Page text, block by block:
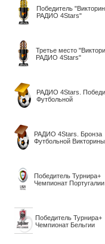
Победитель
РАДИО 4Stars"
Третье место
РАДИО 4Stars"
РАДИО 4Stars.
Футбольной
РАДИО 4Stars. Бронза
Футбольной Викторины
Победитель Турнира+
Чемпионат Португалии
Победитель Турнира+
Чемпионат Бельгии